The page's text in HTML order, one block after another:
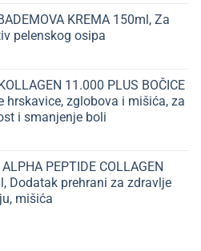
KREMA 150ml, Za
pelenskog osipa
11.000 PLUS BOČICE
hrskavice, zglobova i mišića, za
i smanjenje boli
PEPTIDE COLLAGEN
Dodatak prehrani za zdravlje
mišića